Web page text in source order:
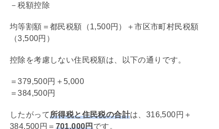
－税額控除
均等割額＝都民税額（1,500円）＋市区市町村民税額
（3,500円）
控除を考慮しない住民税額は、以下の通りです。
＝379,500円＋5,000
＝384,500円
したがって所得税と住民税の合計は、316,500円＋
384,500円＝ 701,000円です。